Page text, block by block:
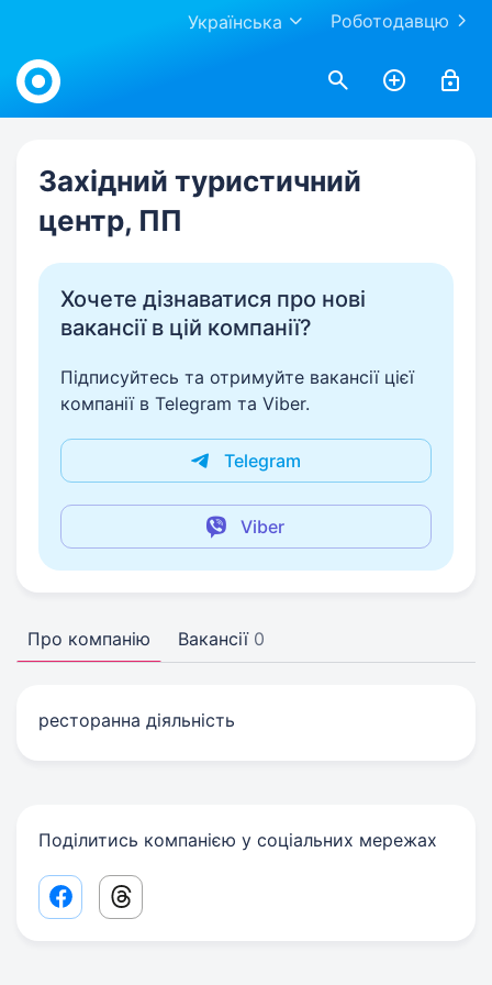
Роботодавцю
Українська
Work.ua
Західний туристичний
центр, ПП
Хочете дізнаватися про нові
вакансії в цій компанії?
Підписуйтесь та отримуйте вакансії цієї
компанії в Telegram та Viber.
Telegram
Viber
Про компанію Вакансії 0
ресторанна діяльність
Поділитись компанією у соціальних мережах
Facebook share link
Threads share link